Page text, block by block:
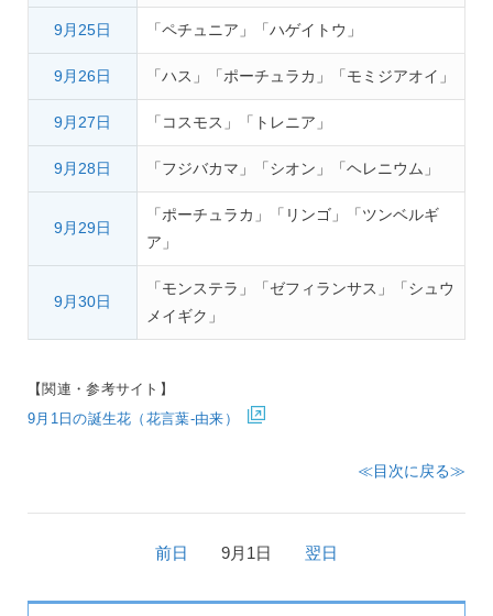
9月25日 「ペチュニア」「ハゲイトウ」
9月26日 「ハス」「ポーチュラカ」「モミジアオイ」
9月27日 「コスモス」「トレニア」
9月28日 「フジバカマ」「シオン」「ヘレニウム」
9月29日
「ポーチュラカ」「リンゴ」「ツンベルギ
ア」
9月30日
「モンステラ」「ゼフィランサス」「シュウ
メイギク」
【関連・参考サイト】
9月1日の誕生花（花言葉-由来）
≪目次に戻る≫
前日 9月1日 翌日